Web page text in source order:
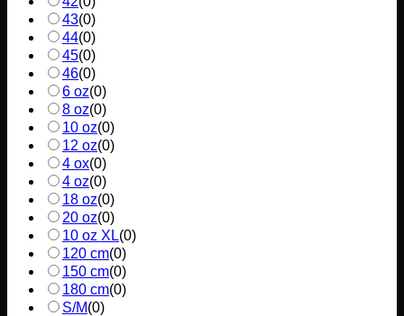
43(0)
44(0)
45(0)
46(0)
6 oz(0)
8 oz(0)
10 oz(0)
12 oz(0)
4 ox(0)
4 oz(0)
18 oz(0)
20 oz(0)
10 oz XL(0)
120 cm(0)
150 cm(0)
180 cm(0)
S/M(0)